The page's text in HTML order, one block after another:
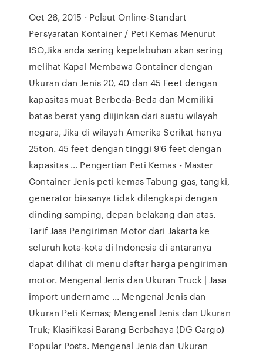
Oct 26, 2015 · Pelaut Online-Standart
Persyaratan Kontainer / Peti Kemas Menurut
ISO,Jika anda sering kepelabuhan akan sering
melihat Kapal Membawa Container dengan
Ukuran dan Jenis 20, 40 dan 45 Feet dengan
kapasitas muat Berbeda-Beda dan Memiliki
batas berat yang diijinkan dari suatu wilayah
negara, Jika di wilayah Amerika Serikat hanya
25ton. 45 feet dengan tinggi 9'6 feet dengan
kapasitas … Pengertian Peti Kemas - Master
Container Jenis peti kemas Tabung gas, tangki,
generator biasanya tidak dilengkapi dengan
dinding samping, depan belakang dan atas.
Tarif Jasa Pengiriman Motor dari Jakarta ke
seluruh kota-kota di Indonesia di antaranya
dapat dilihat di menu daftar harga pengiriman
motor. Mengenal Jenis dan Ukuran Truck | Jasa
import undername ... Mengenal Jenis dan
Ukuran Peti Kemas; Mengenal Jenis dan Ukuran
Truk; Klasifikasi Barang Berbahaya (DG Cargo)
Popular Posts. Mengenal Jenis dan Ukuran